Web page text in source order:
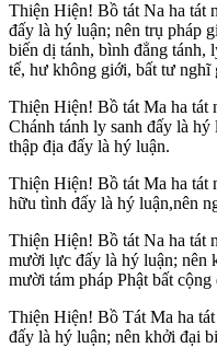
Thiện Hiện! Bồ tát Na ha tát
đấy là hý luận; nên trụ pháp
biến dị tánh, bình đẳng tánh,
tế, hư không giới, bất tư nghĩ
Thiện Hiện! Bồ tát Ma ha tát
Chánh tánh ly sanh đấy là
thập địa đấy là hý luận.
Thiện Hiện! Bồ tát Ma ha tát
hữu tình đấy là hý luận,nên
Thiện Hiện! Bồ tát Na ha tát
mười lực đấy là hý luận; nên
mười tám pháp Phật bất
Thiện Hiện! Bồ Tát Ma ha
đấy là hý luận; nên khởi đại